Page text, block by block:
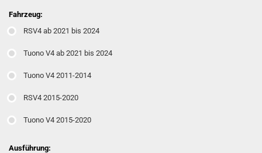
Fahrzeug:
RSV4 ab 2021 bis 2024
Tuono V4 ab 2021 bis 2024
Tuono V4 2011-2014
RSV4 2015-2020
Tuono V4 2015-2020
Ausführung: